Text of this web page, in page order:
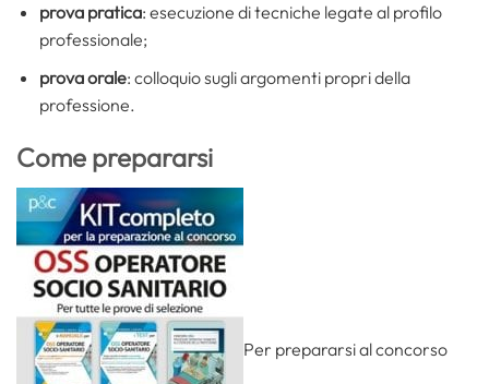
prova pratica: esecuzione di tecniche legate al profilo
professionale;
prova orale: colloquio sugli argomenti propri della
professione.
Come prepararsi
Per prepararsi al concorso